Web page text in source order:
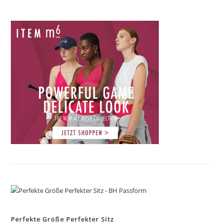
Perfekte Größe Perfekter Sitz